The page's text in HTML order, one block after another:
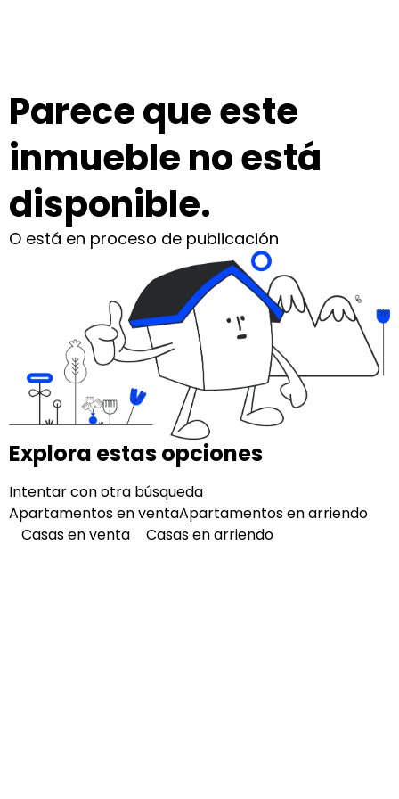
Parece que este
inmueble no está
disponible.
O está en proceso de publicación
Explora estas opciones
Intentar con otra búsqueda
Apartamentos en ventaApartamentos en arriendo
Casas en venta
Casas en arriendo